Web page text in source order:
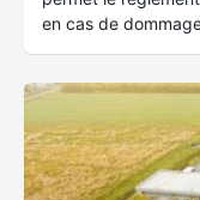
en cas de